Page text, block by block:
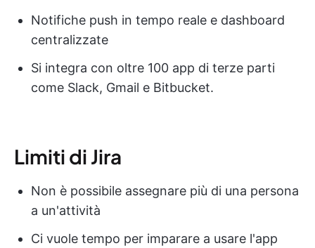
Notifiche push in tempo reale e dashboard
centralizzate
Si integra con oltre 100 app di terze parti
come Slack, Gmail e Bitbucket.
Limiti di Jira
Non è possibile assegnare più di una persona
a un'attività
Ci vuole tempo per imparare a usare l'app